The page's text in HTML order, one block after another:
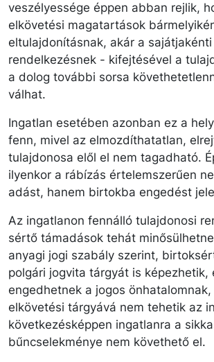
veszélyessége éppen abban rejlik,
elkövetési magatartások
eltulajdonításnak, akár a sajátjakénti
rendelkezésnek - kifejtésével a
a dolog további sorsa
válhat.
Ingatlan esetében azonban ez a
fenn, mivel az elmozdíthatatlan,
tulajdonosa elől el nem tagadható.
ilyenkor a rábízás értelemszerűen
adást, hanem birtokba engedést
Az ingatlanon fennálló tulajdonosi
sértő támadások tehát
anyagi jogi szabály szerint,
polgári jogvita tárgyát is képezhetik,
engedhetnek a jogos
elkövetési tárgyává nem tehetik az
következésképpen ingatlanra a
bűncselekménye nem követhető el.